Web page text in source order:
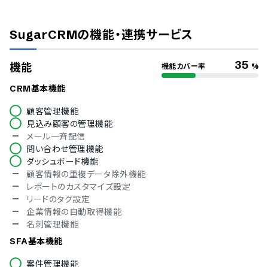
冗長化
通信の暗号化
IP制限
二要素認証・二段階認証
シングルサインオン
対応言語
英語
中国語
デンマーク語
オランダ語
フィンランド語
フランス語
ドイツ語
イタリア語
韓国語
ノルウェー語
ロシア語
SugarCRMの機能・連携サービス
機能 機能カバー率 35 %
CRM基本機能
顧客管理機能
見込み顧客の管理機能
メール一斉配信
問い合わせ管理機能
ダッシュボード機能
顧客情報の重複データ除外機能
レポートのカスタマイズ設定
リードのタグ設定
企業情報の自動取得機能
名刺管理機能
SFA基本機能
案件管理機能